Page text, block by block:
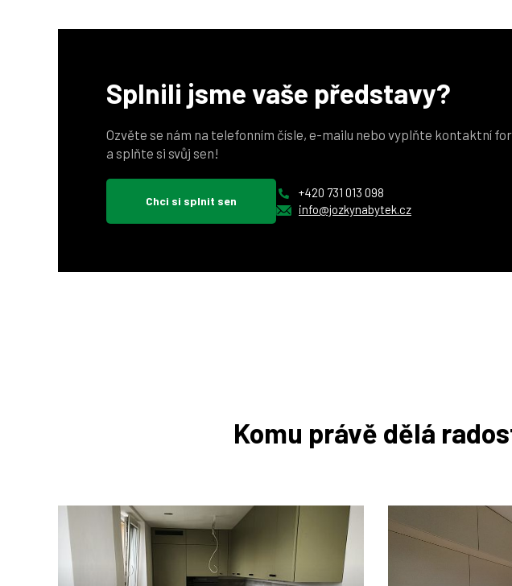
Splnili jsme vaše představy?
Ozvěte se nám na telefonním čísle, e-mailu nebo vyplňte kontaktní
a splňte si svůj sen!
Chci si splnit sen
+420 731 013 098
info@jozkynabytek.cz
Komu právě dělá